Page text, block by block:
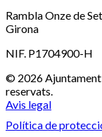
Rambla Onze de
Girona
NIF. P1704900-H
© 2026 Ajuntament
reservats.
Avis legal
Política de